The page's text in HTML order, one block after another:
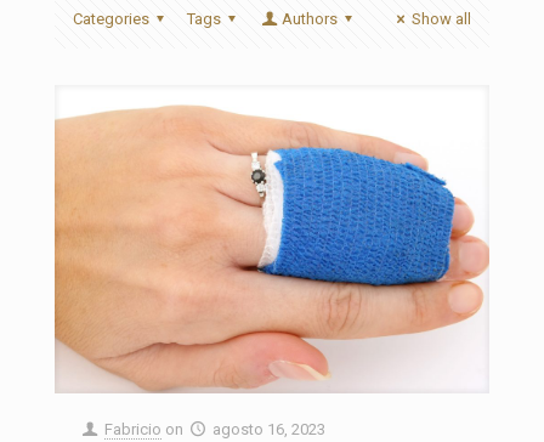
Categories Tags Authors Show all
Fabricio on agosto 16, 2023